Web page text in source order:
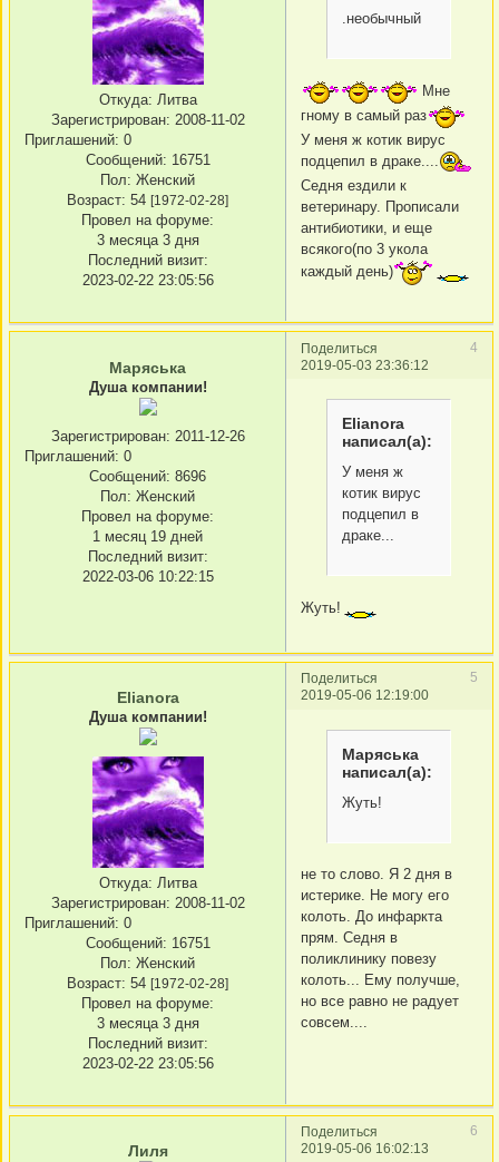
Откуда: Литва
Зарегистрирован: 2008-11-02
Приглашений: 0
Сообщений: 16751
Пол: Женский
Возраст: 54 [1972-02-28]
Провел на форуме:
3 месяца 3 дня
Последний визит:
2023-02-22 23:05:56
.необычный
Мне
гному в самый раз
У меня ж котик вирус
подцепил в драке....
Седня ездили к
ветеринару. Прописали
антибиотики, и еще
всякого(по 3 укола
каждый день)
Поделиться
4
2019-05-03 23:36:12
Маряська
Душа компании!
Зарегистрирован: 2011-12-26
Приглашений: 0
Сообщений: 8696
Пол: Женский
Провел на форуме:
1 месяц 19 дней
Последний визит:
2022-03-06 10:22:15
Elianora
написал(а):
У меня ж
котик вирус
подцепил в
драке...
Жуть!
Поделиться
5
2019-05-06 12:19:00
Elianora
Душа компании!
Откуда: Литва
Зарегистрирован: 2008-11-02
Приглашений: 0
Сообщений: 16751
Пол: Женский
Возраст: 54 [1972-02-28]
Провел на форуме:
3 месяца 3 дня
Последний визит:
2023-02-22 23:05:56
Маряська
написал(а):
Жуть!
не то слово. Я 2 дня в
истерике. Не могу его
колоть. До инфаркта
прям. Седня в
поликлинику повезу
колоть... Ему получше,
но все равно не радует
совсем....
Поделиться
6
2019-05-06 16:02:13
Лиля